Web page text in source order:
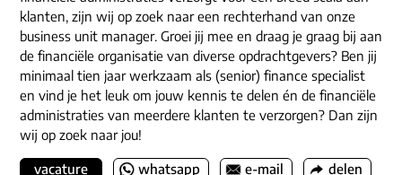
klanten, zijn wij op zoek naar een rechterhand van onze
business unit manager. Groei jij mee en draag je graag bij aan
de financiële organisatie van diverse opdrachtgevers? Ben jij
minimaal tien jaar werkzaam als (senior) finance specialist
en vind je het leuk om jouw kennis te delen én de financiële
administraties van meerdere klanten te verzorgen? Dan zijn
wij op zoek naar jou!
vacature whatsapp e-mail delen